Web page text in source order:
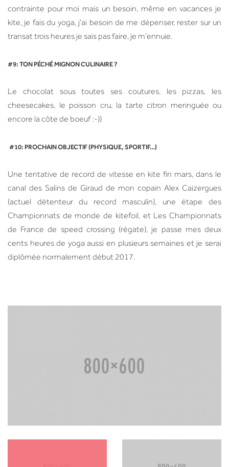
contrainte pour moi mais un besoin, même en vacances je
kite, je fais du yoga, j’ai besoin de me dépenser, rester sur un
transat trois heures je sais pas faire, je m’ennuie.
#9: TON PÉCHÉ MIGNON CULINAIRE ?
Le chocolat sous toutes ses coutures, les pizzas, les
cheesecakes, le poisson cru, la tarte citron meringuée ou
encore la côte de boeuf :-))
#10: PROCHAIN OBJECTIF (PHYSIQUE, SPORTIF…)
Une tentative de record de vitesse en kite fin mars, dans le
canal des Salins de Giraud de mon copain Alex Caizergues
(actuel détenteur du record masculin), une étape des
Championnats de monde de kitefoil, et Les Championnats
de France de speed crossing (régate), je passe mes deux
cents heures de yoga aussi en plusieurs semaines et je serai
diplômée normalement début 2017.